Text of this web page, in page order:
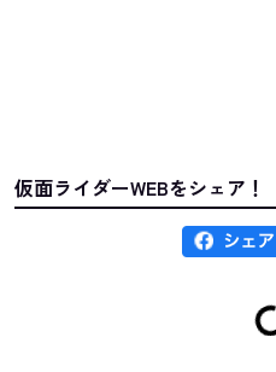
仮面ライダーWEBをシェア！